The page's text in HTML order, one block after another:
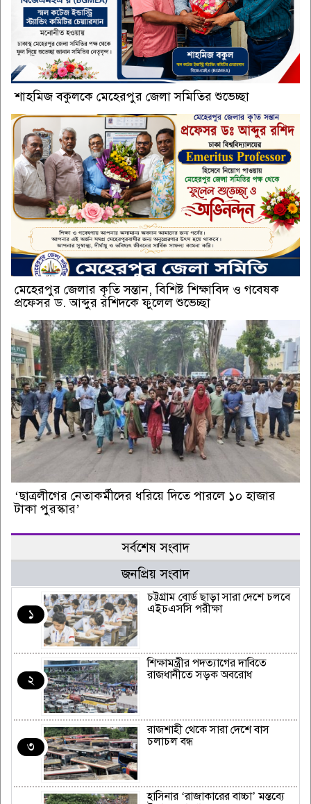
শাহমিজ বকুলকে মেহেরপুর জেলা সমিতির শুভেচ্ছা
মেহেরপুর জেলার কৃতি সন্তান, বিশিষ্ট শিক্ষাবিদ ও গবেষক
প্রফেসর ড. আব্দুর রশিদকে ফুলেল শুভেচ্ছা
‘ছাত্রলীগের নেতাকর্মীদের ধরিয়ে দিতে পারলে ১০ হাজার
টাকা পুরস্কার’
সর্বশেষ সংবাদ
জনপ্রিয় সংবাদ
১
চট্টগ্রাম বোর্ড ছাড়া সারা দেশে চলবে
এইচএসসি পরীক্ষা
২
শিক্ষামন্ত্রীর পদত্যাগের দাবিতে
রাজধানীতে সড়ক অবরোধ
৩
রাজশাহী থেকে সারা দেশে বাস
চলাচল বন্ধ
হাসিনার ‘রাজাকারের বাচ্চা’ মন্তব্যে